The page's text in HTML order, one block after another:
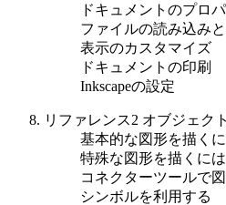
ドキュメントのプロ
ファイルの読み込み
表示のカスタマイズ
ドキュメントの印刷
Inkscapeの設定
リファレンス2 オブジェク
基本的な図形を描く
特殊な図形を描くには
コネクターツールで
シンボルを利用する